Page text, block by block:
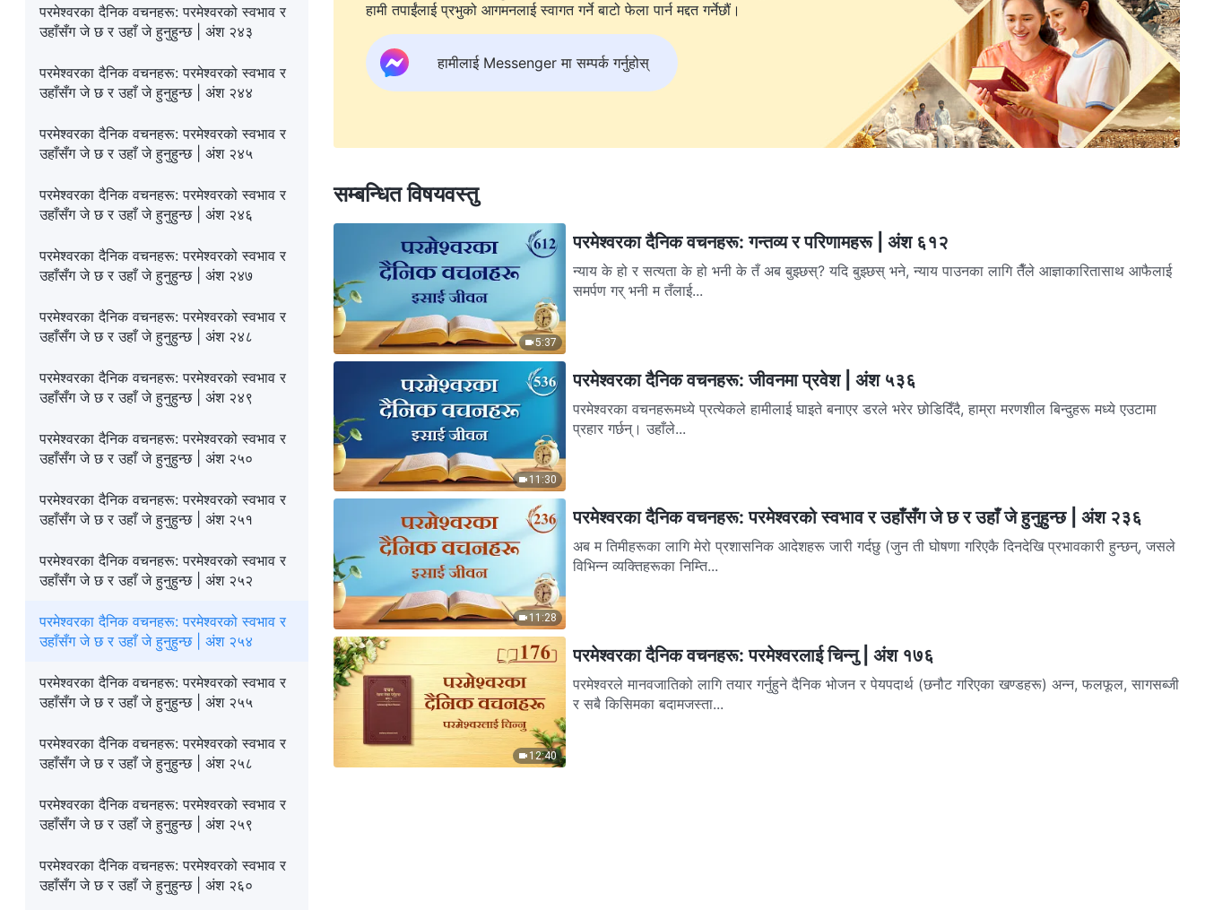
परमेश्‍वरका दैनिक वचनहरू: परमेश्‍वरको स्वभाव र
उहाँसँग जे छ र उहाँ जे हुनुहुन्छ | अंश २४३
परमेश्‍वरका दैनिक वचनहरू: परमेश्‍वरको स्वभाव र
उहाँसँग जे छ र उहाँ जे हुनुहुन्छ | अंश २४४
परमेश्‍वरका दैनिक वचनहरू: परमेश्‍वरको स्वभाव र
उहाँसँग जे छ र उहाँ जे हुनुहुन्छ | अंश २४५
परमेश्‍वरका दैनिक वचनहरू: परमेश्‍वरको स्वभाव र
उहाँसँग जे छ र उहाँ जे हुनुहुन्छ | अंश २४६
परमेश्‍वरका दैनिक वचनहरू: परमेश्‍वरको स्वभाव र
उहाँसँग जे छ र उहाँ जे हुनुहुन्छ | अंश २४७
परमेश्‍वरका दैनिक वचनहरू: परमेश्‍वरको स्वभाव र
उहाँसँग जे छ र उहाँ जे हुनुहुन्छ | अंश २४८
परमेश्‍वरका दैनिक वचनहरू: परमेश्‍वरको स्वभाव र
उहाँसँग जे छ र उहाँ जे हुनुहुन्छ | अंश २४९
परमेश्‍वरका दैनिक वचनहरू: परमेश्‍वरको स्वभाव र
उहाँसँग जे छ र उहाँ जे हुनुहुन्छ | अंश २५०
परमेश्‍वरका दैनिक वचनहरू: परमेश्‍वरको स्वभाव र
उहाँसँग जे छ र उहाँ जे हुनुहुन्छ | अंश २५१
परमेश्‍वरका दैनिक वचनहरू: परमेश्‍वरको स्वभाव र
उहाँसँग जे छ र उहाँ जे हुनुहुन्छ | अंश २५२
परमेश्‍वरका दैनिक वचनहरू: परमेश्‍वरको स्वभाव र
उहाँसँग जे छ र उहाँ जे हुनुहुन्छ | अंश २५४
परमेश्‍वरका दैनिक वचनहरू: परमेश्‍वरको स्वभाव र
उहाँसँग जे छ र उहाँ जे हुनुहुन्छ | अंश २५५
परमेश्‍वरका दैनिक वचनहरू: परमेश्‍वरको स्वभाव र
उहाँसँग जे छ र उहाँ जे हुनुहुन्छ | अंश २५८
परमेश्‍वरका दैनिक वचनहरू: परमेश्‍वरको स्वभाव र
उहाँसँग जे छ र उहाँ जे हुनुहुन्छ | अंश २५९
परमेश्‍वरका दैनिक वचनहरू: परमेश्‍वरको स्वभाव र
उहाँसँग जे छ र उहाँ जे हुनुहुन्छ | अंश २६०
हामी तपाईंलाई प्रभुको आगमनलाई स्वागत गर्ने बाटो फेला पार्न मद्दत गर्नेछौं।
हामीलाई Messenger मा सम्पर्क गर्नुहोस्
सम्बन्धित विषयवस्तु
5:37
परमेश्‍वरका दैनिक वचनहरू: गन्तव्य र परिणामहरू | अंश ६१२
न्याय के हो र सत्यता के हो भनी के तँ अब बुझ्‍छस्? यदि बुझ्छस् भने, न्याय पाउनका लागि तैँले आज्ञाकारितासाथ आफैलाई
समर्पण गर् भनी म तँलाई...
11:30
परमेश्‍वरका दैनिक वचनहरू: जीवनमा प्रवेश | अंश ५३६
परमेश्‍वरका वचनहरूमध्ये प्रत्येकले हामीलाई घाइते बनाएर डरले भरेर छोडिदिँदै, हाम्रा मरणशील बिन्दुहरू मध्ये एउटामा
प्रहार गर्छन्। उहाँले...
11:28
परमेश्‍वरका दैनिक वचनहरू: परमेश्‍वरको स्वभाव र उहाँसँग जे छ र उहाँ जे हुनुहुन्छ | अंश २३६
अब म तिमीहरूका लागि मेरो प्रशासनिक आदेशहरू जारी गर्दछु (जुन ती घोषणा गरिएकै दिनदेखि प्रभावकारी हुन्छन्, जसले
विभिन्न व्यक्तिहरूका निम्ति...
12:40
परमेश्‍वरका दैनिक वचनहरू: परमेश्‍वरलाई चिन्‍नु | अंश १७६
परमेश्‍वरले मानवजातिको लागि तयार गर्नुहुने दैनिक भोजन र पेयपदार्थ (छनौट गरिएका खण्डहरू) अन्‍न, फलफूल, सागसब्‍जी
र सबै किसिमका बदामजस्ता...